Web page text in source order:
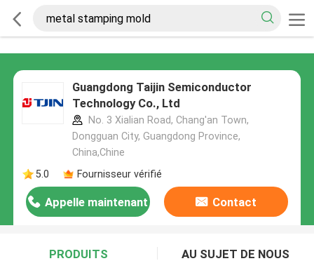
Guangdong Taijin Semiconductor
Technology Co., Ltd
No. 3 Xialian Road, Chang'an Town,
Dongguan City, Guangdong Province,
China,Chine
5.0
Fournisseur vérifié
Appelle maintenant Contact
PRODUITS AU SUJET DE NOUS